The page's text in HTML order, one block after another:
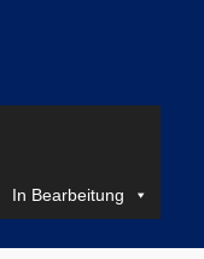
In Bearbeitung